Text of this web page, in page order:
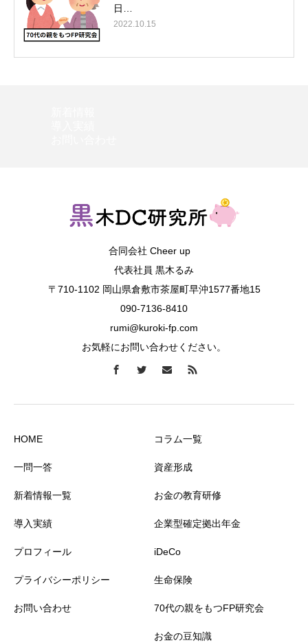
日…
2022.10.15
合同会社 Cheer up
代表社員 黒木るみ
〒710-1102 岡山県倉敷市茶屋町早沖1577番地15
090-7136-8410
rumi@kuroki-fp.com
お気軽にお問い合わせください。
HOME
一問一答
新着情報一覧
導入実績
プロフィール
プライバシーポリシー
お問い合わせ
コラム一覧
資産形成
お金の教育研修
企業型確定拠出年金
iDeCo
生命保険
70代の親をもつFP研究会
お金の豆知識